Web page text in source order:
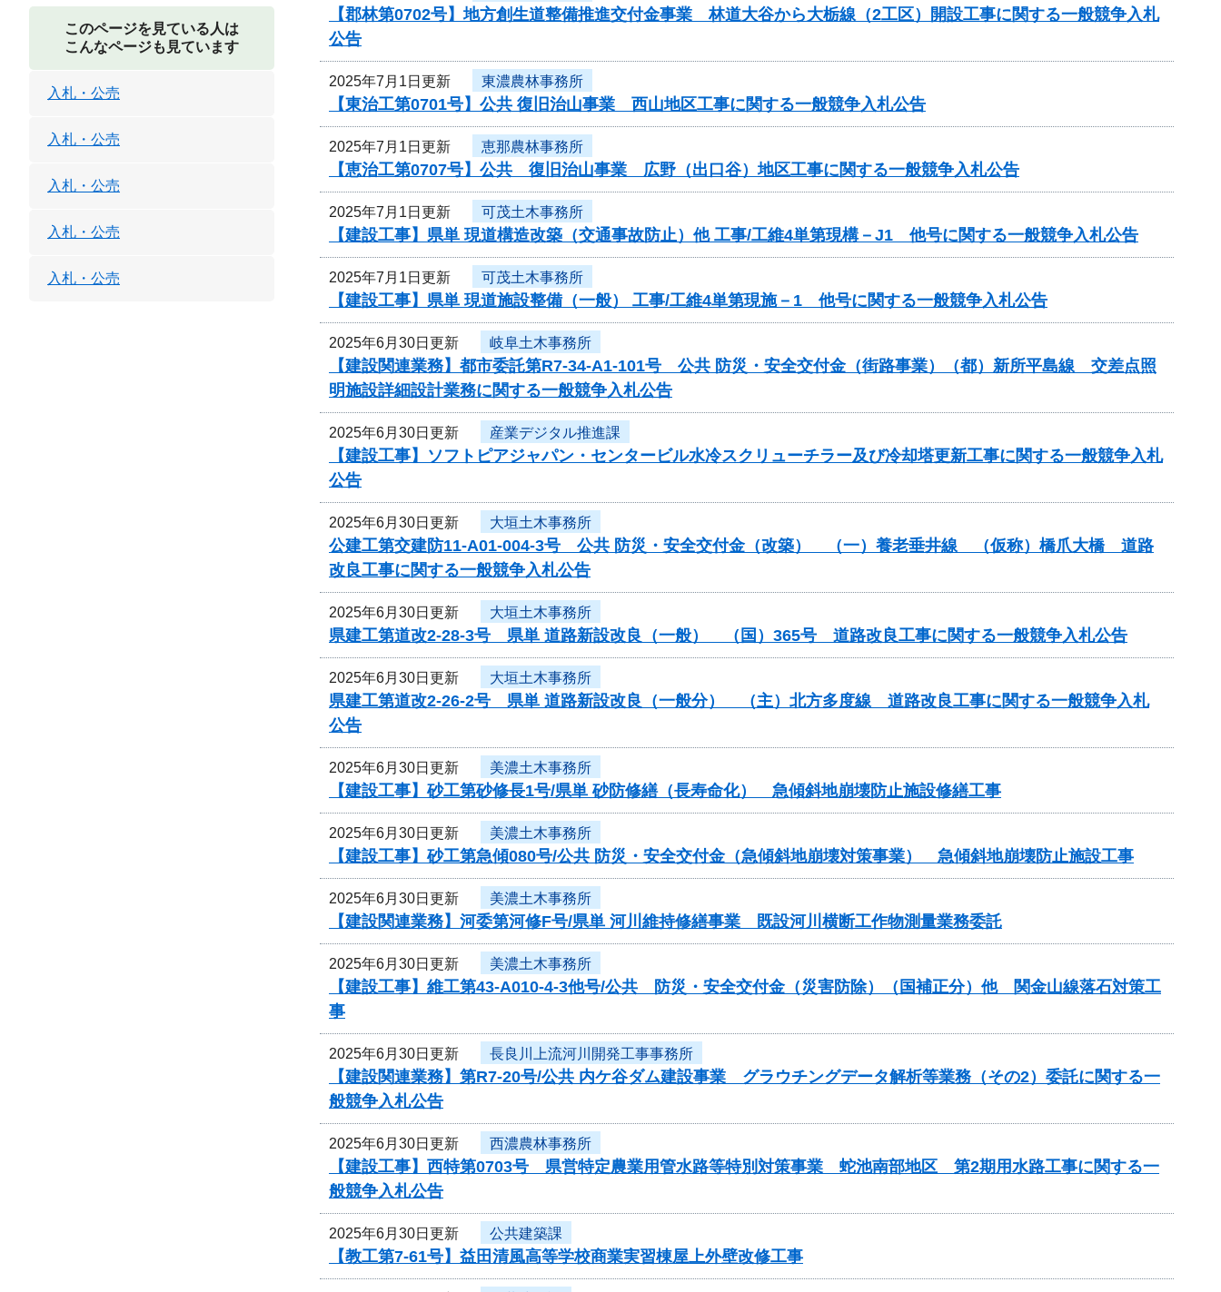
【郡林第0702号】地方創生道整備推進交付金事業 林道大谷から大栃線（2工区）開設工事に関する一般競争入札
公告
2025年7月1日更新 東濃農林事務所
【東治工第0701号】公共 復旧治山事業 西山地区工事に関する一般競争入札公告
2025年7月1日更新 恵那農林事務所
【恵治工第0707号】公共 復旧治山事業 広野（出口谷）地区工事に関する一般競争入札公告
2025年7月1日更新 可茂土木事務所
【建設工事】県単 現道構造改築（交通事故防止）他 工事/工維4単第現構－J1 他号に関する一般競争入札公告
2025年7月1日更新 可茂土木事務所
【建設工事】県単 現道施設整備（一般） 工事/工維4単第現施－1 他号に関する一般競争入札公告
2025年6月30日更新 岐阜土木事務所
【建設関連業務】都市委託第R7-34-A1-101号 公共 防災・安全交付金（街路事業）（都）新所平島線 交差点照
明施設詳細設計業務に関する一般競争入札公告
2025年6月30日更新 産業デジタル推進課
【建設工事】ソフトピアジャパン・センタービル水冷スクリューチラー及び冷却塔更新工事に関する一般競争入札
公告
2025年6月30日更新 大垣土木事務所
公建工第交建防11-A01-004-3号 公共 防災・安全交付金（改築） （一）養老垂井線 （仮称）橋爪大橋 道路
改良工事に関する一般競争入札公告
2025年6月30日更新 大垣土木事務所
県建工第道改2-28-3号 県単 道路新設改良（一般） （国）365号 道路改良工事に関する一般競争入札公告
2025年6月30日更新 大垣土木事務所
県建工第道改2-26-2号 県単 道路新設改良（一般分） （主）北方多度線 道路改良工事に関する一般競争入札
公告
2025年6月30日更新 美濃土木事務所
【建設工事】砂工第砂修長1号/県単 砂防修繕（長寿命化） 急傾斜地崩壊防止施設修繕工事
2025年6月30日更新 美濃土木事務所
【建設工事】砂工第急傾080号/公共 防災・安全交付金（急傾斜地崩壊対策事業） 急傾斜地崩壊防止施設工事
2025年6月30日更新 美濃土木事務所
【建設関連業務】河委第河修F号/県単 河川維持修繕事業 既設河川横断工作物測量業務委託
2025年6月30日更新 美濃土木事務所
【建設工事】維工第43-A010-4-3他号/公共 防災・安全交付金（災害防除）（国補正分）他 関金山線落石対策工
事
2025年6月30日更新 長良川上流河川開発工事事務所
【建設関連業務】第R7-20号/公共 内ケ谷ダム建設事業 グラウチングデータ解析等業務（その2）委託に関する一
般競争入札公告
2025年6月30日更新 西濃農林事務所
【建設工事】西特第0703号 県営特定農業用管水路等特別対策事業 蛇池南部地区 第2期用水路工事に関する一
般競争入札公告
2025年6月30日更新 公共建築課
【教工第7-61号】益田清風高等学校商業実習棟屋上外壁改修工事
このページを見ている人は
こんなページも見ています
入札・公売
入札・公売
入札・公売
入札・公売
入札・公売